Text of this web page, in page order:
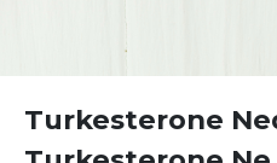
Turkesterone